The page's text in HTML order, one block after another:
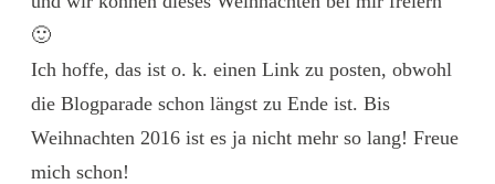
🙂
Ich hoffe, das ist o. k. einen Link zu posten, obwohl
die Blogparade schon längst zu Ende ist. Bis
Weihnachten 2016 ist es ja nicht mehr so lang! Freue
mich schon!